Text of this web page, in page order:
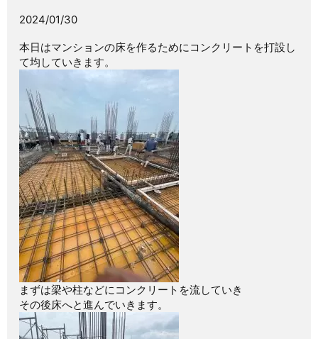
2024/01/30
本日はマンションの床を作るためにコンクリートを打設し
て均していきます。
まずは梁や柱などにコンクリートを流していき
その後床へと進んでいきます。